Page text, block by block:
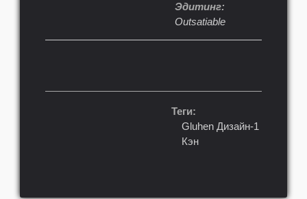
Эдитинг:
Outsatiable
Теги:
Gluhen Дизайн-1
Кэн